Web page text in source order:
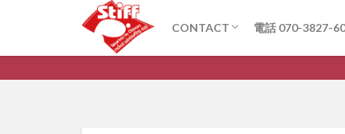
CONTACT 電話 070-3827-
Stiffは6月